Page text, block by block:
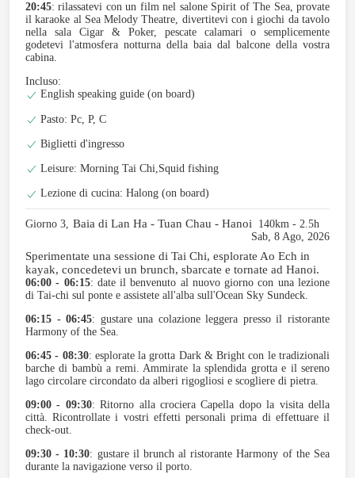
20:45: rilassatevi con un film nel salone Spirit of The Sea, provate
il karaoke al Sea Melody Theatre, divertitevi con i giochi da tavolo
nella sala Cigar & Poker, pescate calamari o semplicemente
godetevi l'atmosfera notturna della baia dal balcone della vostra
cabina.
Incluso:
English speaking guide (on board)
Pasto: Pc, P, C
Biglietti d'ingresso
Leisure: Morning Tai Chi,Squid fishing
Lezione di cucina: Halong (on board)
Giorno 3, Baia di Lan Ha - Tuan Chau - Hanoi
140km - 2.5h
Sab, 8 Ago, 2026
Sperimentate una sessione di Tai Chi, esplorate Ao Ech in
kayak, concedetevi un brunch, sbarcate e tornate ad Hanoi.
06:00 - 06:15: date il benvenuto al nuovo giorno con una lezione
di Tai-chi sul ponte e assistete all'alba sull'Ocean Sky Sundeck.
06:15 - 06:45: gustare una colazione leggera presso il ristorante
Harmony of the Sea.
06:45 - 08:30: esplorate la grotta Dark & Bright con le tradizionali
barche di bambù a remi. Ammirate la splendida grotta e il sereno
lago circolare circondato da alberi rigogliosi e scogliere di pietra.
09:00 - 09:30: Ritorno alla crociera Capella dopo la visita della
città. Ricontrollate i vostri effetti personali prima di effettuare il
check-out.
09:30 - 10:30: gustare il brunch al ristorante Harmony of the Sea
durante la navigazione verso il porto.